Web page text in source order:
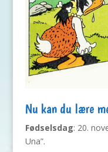
Nu kan du lære
Fødselsdag: 20.
Una”.